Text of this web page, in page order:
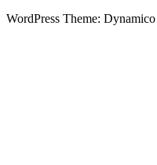
WordPress Theme: